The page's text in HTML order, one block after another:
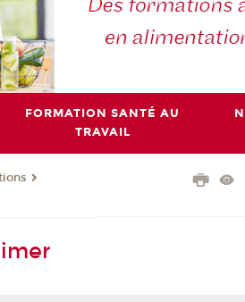
FORMATION SANTÉ AU
TRAVAIL